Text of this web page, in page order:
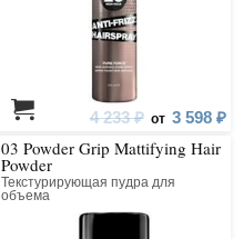
4 233 ₽ от 3 598 ₽
03 Powder Grip Mattifying Hair
Powder
Текстурирующая пудра для
объема